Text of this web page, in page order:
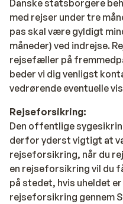
Danske statsborgere
med rejser under tre
pas skal være gyldigt
måneder) ved indrejse.
rejsefæller på
beder vi dig venligst
vedrørende eventuelle
Rejseforsikring:
Den offentlige
derfor yderst vigtigt at
rejseforsikring, når du
en rejseforsikring vil du
på stedet, hvis uheldet er
rejseforsikring gennem